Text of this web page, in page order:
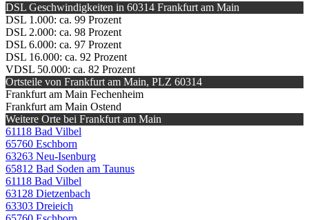
DSL Geschwindigkeiten in 60314 Frankfurt am Main
DSL 1.000: ca. 99 Prozent
DSL 2.000: ca. 98 Prozent
DSL 6.000: ca. 97 Prozent
DSL 16.000: ca. 92 Prozent
VDSL 50.000: ca. 82 Prozent
Ortsteile von Frankfurt am Main, PLZ 60314
Frankfurt am Main Fechenheim
Frankfurt am Main Ostend
Weitere Orte bei Frankfurt am Main
61118 Bad Vilbel
65760 Eschborn
63263 Neu-Isenburg
65812 Bad Soden am Taunus
61118 Bad Vilbel
63128 Dietzenbach
63303 Dreieich